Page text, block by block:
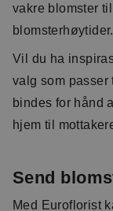
vakre blomster til
blomsterhøytider.
Vil du ha
valg som passer
bindes for hånd
hjem til
Send
Med Euroflorist